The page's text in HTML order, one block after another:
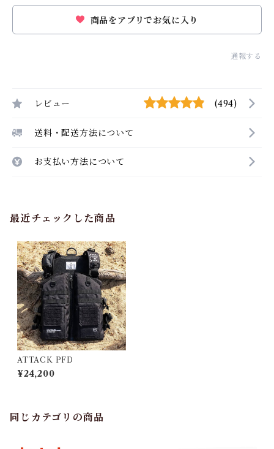
商品をアプリでお気に入り
通報する
レビュー (494)
送料・配送方法について
お支払い方法について
最近チェックした商品
ATTACK PFD
¥24,200
同じカテゴリの商品